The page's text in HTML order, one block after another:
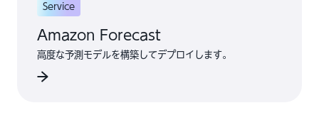
Service
Amazon Forecast
高度な予測モデルを構築してデプロイします。